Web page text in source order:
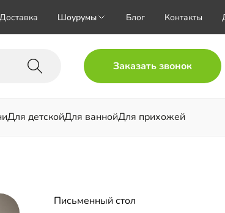
Доставка Шоурумы Блог Контакты
Заказать звонок
Для детскойДля ваннойДля прихожей
Письменный стол